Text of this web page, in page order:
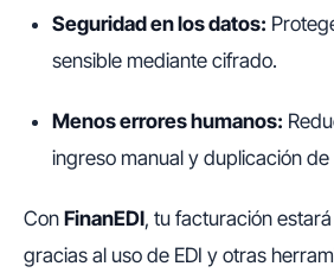
Seguridad en los datos:
sensible mediante cifrado.
Menos errores humanos:
ingreso manual y duplicación de
Con FinanEDI, tu facturación
gracias al uso de EDI y otras